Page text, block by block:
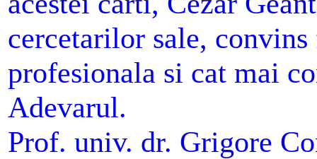
cercetarilor sale,
profesionala si cat mai
Adevarul.
Prof. univ. dr. Grigore